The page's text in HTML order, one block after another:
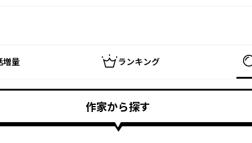
増量 ランキング
作家から探す